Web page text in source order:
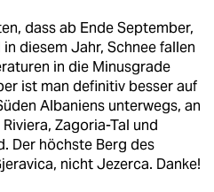
dass ab Ende September,
diesem Jahr, Schnee fallen
in die Minusgrade
ist man definitiv besser auf
Albaniens unterwegs, an
Zagoria-Tal und
Der höchste Berg des
nicht Jezerca. Danke!